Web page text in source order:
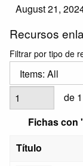
August 21,
Recursos
Filtrar por tipo de
Items: All
de 1
Fichas con
Título